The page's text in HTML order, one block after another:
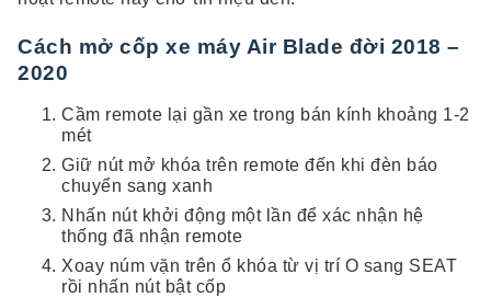
Cách mở cốp xe máy Air Blade đời 2018 –
2020
Cầm remote lại gần xe trong bán kính khoảng 1-2
mét
Giữ nút mở khóa trên remote đến khi đèn báo
chuyển sang xanh
Nhấn nút khởi động một lần để xác nhận hệ
thống đã nhận remote
Xoay núm vặn trên ổ khóa từ vị trí O sang SEAT
rồi nhấn nút bật cốp